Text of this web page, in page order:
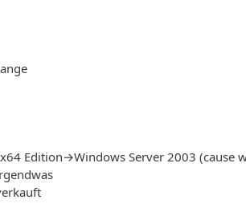
Edition→Windows Server 2003 (cause